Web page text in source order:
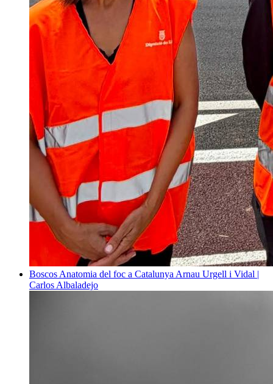
Boscos Anatomia del foc a Catalunya Arnau Urgell i Vidal |
Carlos Albaladejo